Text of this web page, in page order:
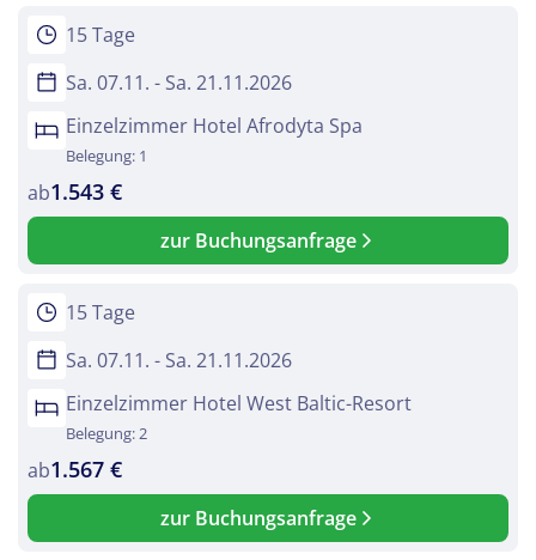
15 Tage
Sa. 07.11. - Sa. 21.11.2026
Einzelzimmer Hotel Afrodyta Spa
Belegung: 1
ab1.543 €
zur Buchungsanfrage
15 Tage
Sa. 07.11. - Sa. 21.11.2026
Einzelzimmer Hotel West Baltic-Resort
Belegung: 2
ab1.567 €
zur Buchungsanfrage